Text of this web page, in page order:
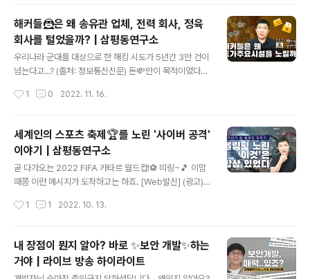
트가 중요한 이유? 포트폴리오 작성법? 토이 프로젝트 주
제 추천? 직무 선택 고민? 지금 메모 필기📝 준비하시고 삼
평동연구소로 찾아오세요! 삼평동연구소 스마트폰, 컴퓨터
안 쓰시는 분 거의 없으시죠? 조금만 더 알고 쓰면 스마트
한 IT생활을 즐길 수 있습니다. ◈ 컴퓨터, IT 그리고 보안
w.youtube.com
해커들🦹은 왜 송유관 업체, 전력 회사, 정육
회사를 털었을까? | 삼평동연구소
우리나라 군대를 대상으로 한 해킹 시도가 5년간 3만 건이
넘는다고...? (출처: 정보통신신문) 돈💸만이 목적이었다면,
경제 및정부의 핵심 기능에 중대한 영향을 미칠 수 있는 시
교통, 의료 등) 그렇다면 이런 국가 기반 시설🏢을 공격하
는 해커들의 목적이 무엇인지 삼평동연구소에서 지금 바로
알아보시죠! 삼평동연구소 스마트폰, 컴퓨터 안 쓰시는 분
거의 없으시죠? 조금만 더 알고 쓰면 스마트한 IT생활을 즐
길 수 있습니다. ◈ 컴퓨터, IT 그리고 보안에 대한 이야기
m
1 0 2022. 11. 16.
세계인의 스포츠 축제🏆를 노린 '사이버 공격'
이야기 | 삼평동연구소
곧 다가오는 2022 FIFA 카타르 월드컵!⚽ 띠링~🎵 이맘
때쯤 이런 메시지가 도착하고는 하죠. [Web발신] (광고)
지!(한정수량) ↓↓↓↓링크 클릭↓↓↓↓ http://www.
이버 공격을 노린 누군가의 악질적인 수법일까🦹 축제를
안전하게 보내기 위한 방법을 삼평동연구소에서 알아봅시
다! 삼평동연구소 스마트폰, 컴퓨터 안 쓰시는 분 거의 없으
1 1 2022. 10. 13.
내 장점이 뭔지 알아? 바로 ✨보안 개발✨하는
거야 | 라이브 방송 하이라이트